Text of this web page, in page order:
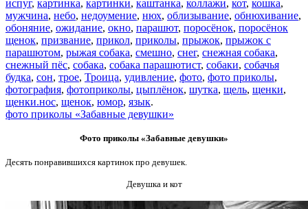
испуг, картинка, картинки, каштанка, коллажи, кот, кошка,
мужчина, небо, недоумение, нюх, облизывание, обнюхивание,
обоняние, ожидание, окно, парашют, поросёнок, поросёнок
щенок, призвание, прикол, приколы, прыжок, прыжок с
парашютом, рыжая собака, смешно, снег, снежная собака,
снежный пёс, собака, собака парашютист, собаки, собачья
будка, сон, трое, Троица, удивление, фото, фото приколы,
фотография, фотоприколы, цыплёнок, шутка, щель, щенки,
щенки.нос, щенок, юмор, язык.
фото приколы «Забавные девушки»
Фото приколы «Забавные девушки»
Десять понравившихся картинок про девушек.
Девушка и кот